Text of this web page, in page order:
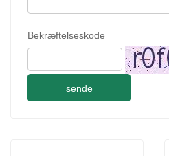
Bekræftelseskode
sende